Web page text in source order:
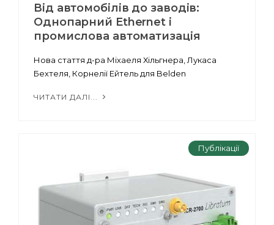
Від автомобілів до заводів:
Однопарний Ethernet і
промислова автоматизація
Нова стаття д-ра Міхаеля Хільгнера, Лукаса
Бехтеля, Корнелії Ейтель для Belden
ЧИТАТИ ДАЛІ...
Публікації